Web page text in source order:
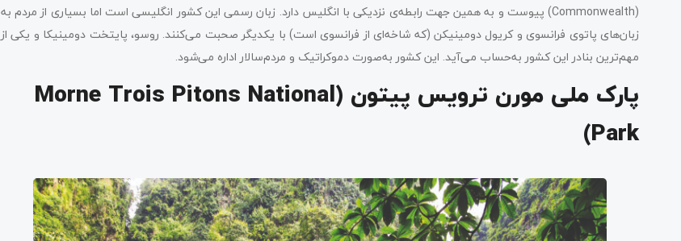
(Commonwealth) پیوست و به همین جهت رابطه‌ی نزدیکی با انگلیس دارد. زبان رسمی این کشور انگلیسی است اما بسیاری از مردم به
زبان‌های پاتوی فرانسوی و کریول دومینیکن (که شاخه‌ای از فرانسوی است) با یکدیگر صحبت می‌کنند. روسو، پایتخت دومینیکا و یکی از
مهم‌ترین بنادر این کشور به‌حساب می‌آید. این کشور به‌صورت دموکراتیک و مردم‌سالار اداره می‌شود.
پارک ملی مورن ترویس پیتون (Morne Trois Pitons National
Park)